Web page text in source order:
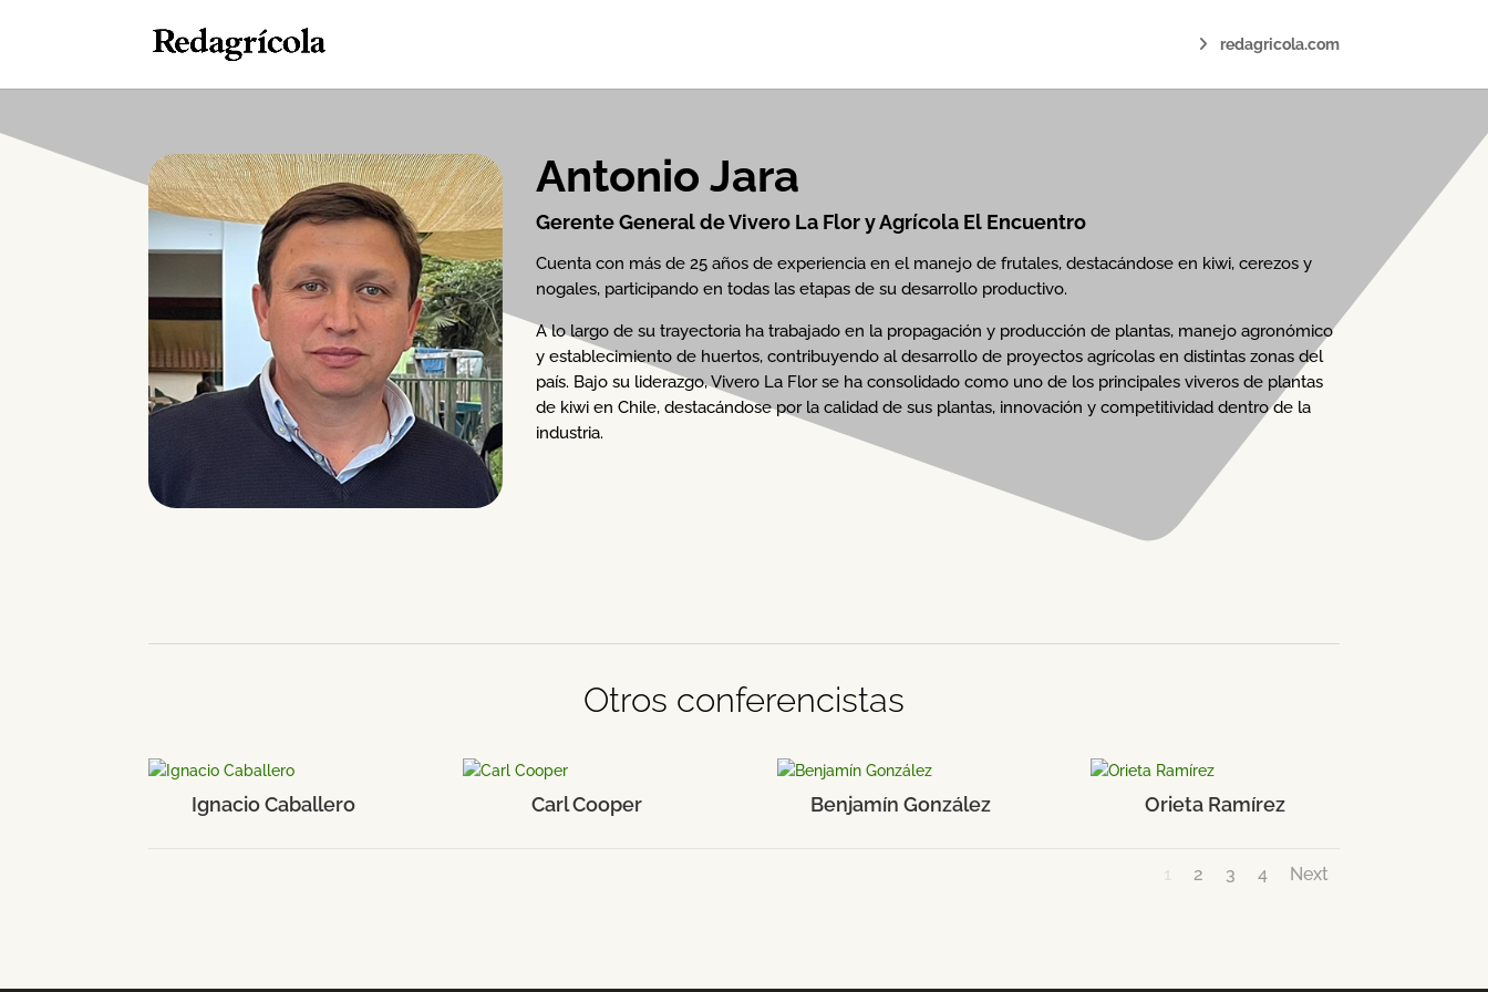
redagricola.com
Antonio Jara
Gerente General de Vivero La Flor y Agrícola El Encuentro
Cuenta con más de 25 años de experiencia en el manejo de frutales, destacándose en kiwi, cerezos y
nogales, participando en todas las etapas de su desarrollo productivo.
A lo largo de su trayectoria ha trabajado en la propagación y producción de plantas, manejo agronómico
y establecimiento de huertos, contribuyendo al desarrollo de proyectos agrícolas en distintas zonas del
país. Bajo su liderazgo, Vivero La Flor se ha consolidado como uno de los principales viveros de plantas
de kiwi en Chile, destacándose por la calidad de sus plantas, innovación y competitividad dentro de la
industria.
Otros conferencistas
Ignacio Caballero Carl Cooper Benjamín González Orieta Ramírez
1 2 3 4 Next